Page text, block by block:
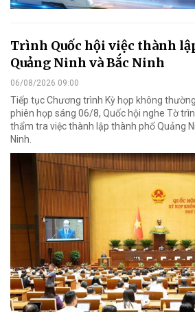
Trình Quốc hội việc thành
Quảng Ninh và Bắc Ninh
06/08/2026 09:00
Tiếp tục Chương trình Kỳ họp không
phiên họp sáng 06/8, Quốc hội nghe Tờ
thẩm tra việc thành lập thành phố Quảng
Ninh.